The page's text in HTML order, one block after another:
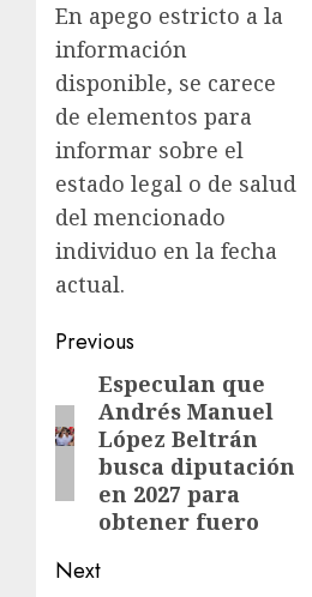
En apego estricto a la
información
disponible, se carece
de elementos para
informar sobre el
estado legal o de salud
del mencionado
individuo en la fecha
actual.
Previous
Especulan que
Andrés Manuel
López Beltrán
busca diputación
en 2027 para
obtener fuero
Next